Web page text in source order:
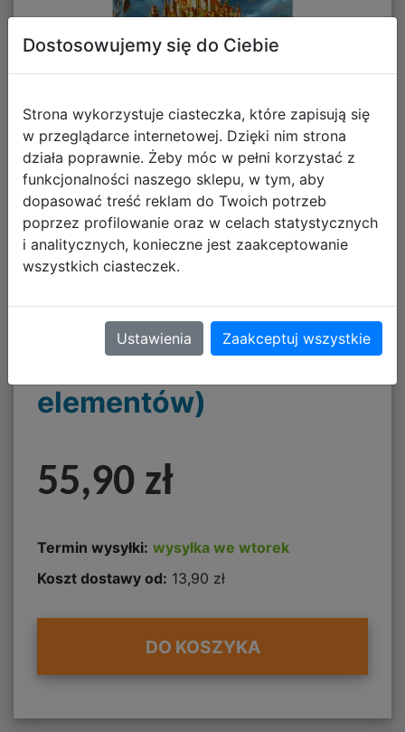
Good Loot Imagination
Puzzle: Arkadiusz
Dzielawski Wielka
Przeprowadzka / Big
Move (1000
elementów)
55,90 zł
Termin wysyłki: wysyłka we wtorek
Koszt dostawy od: 13,90 zł
DO KOSZYKA
Dostosowujemy się do Ciebie
Strona wykorzystuje ciasteczka, które zapisują się
w przeglądarce internetowej. Dzięki nim strona
działa poprawnie. Żeby móc w pełni korzystać z
funkcjonalności naszego sklepu, w tym, aby
dopasować treść reklam do Twoich potrzeb
poprzez profilowanie oraz w celach statystycznych
i analitycznych, konieczne jest zaakceptowanie
wszystkich ciasteczek.
Ustawienia Zaakceptuj wszystkie